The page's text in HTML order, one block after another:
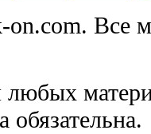
Все
обязательна.